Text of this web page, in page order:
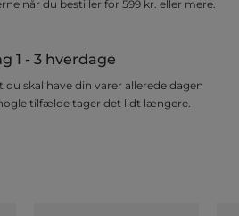
når du bestiller for 599 kr. eller mere.
1 - 3 hverdage
skal have din varer allerede dagen
tilfælde tager det lidt længere.